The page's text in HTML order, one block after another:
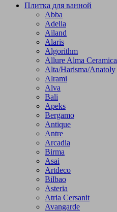
Плитка для ванной
Abba
Adelia
Ailand
Alaris
Algorithm
Allure Alma Ceramica
Alta/Harisma/Anatoly
Alrami
Alva
Bali
Apeks
Bergamo
Antique
Antre
Arcadia
Birma
Asai
Artdeco
Bilbao
Asteria
Atria Cersanit
Avangarde